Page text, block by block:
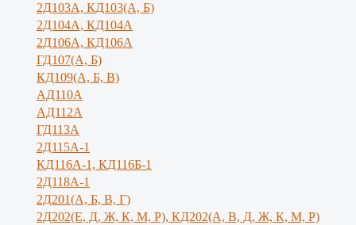
2Д103А, КД103(А, Б)
2Д104А, КД104А
2Д106А, КД106А
ГД107(А, Б)
КД109(А, Б, В)
АД110А
АД112А
ГД113А
2Д115А-1
КД116А-1, КД116Б-1
2Д118А-1
2Д201(А, Б, В, Г)
2Д202(Е, Д, Ж, К, М, Р), КД202(А, В, Д, Ж, К, М, Р)